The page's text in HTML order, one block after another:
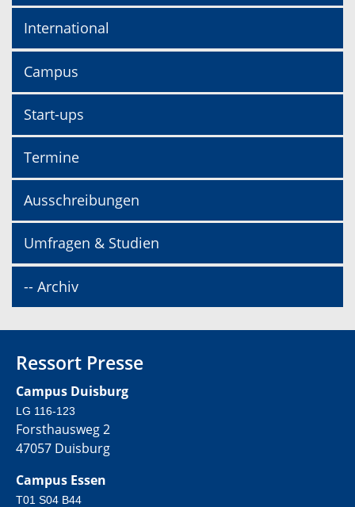
International
Campus
Start-ups
Termine
Ausschreibungen
Umfragen & Studien
-- Archiv
Ressort Presse
Campus Duisburg
LG 116-123
Forsthausweg 2
47057 Duisburg
Campus Essen
T01 S04 B44